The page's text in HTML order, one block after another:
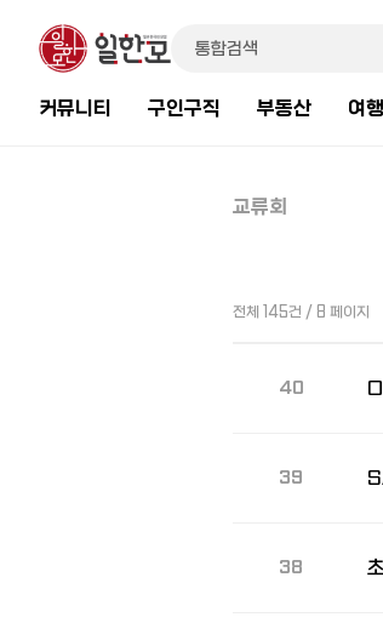
커뮤니티 구인구직 부동산 여
교류회
전체 145건 / 8 페이지
40
39
38